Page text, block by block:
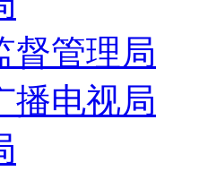
督管理局
播电视局